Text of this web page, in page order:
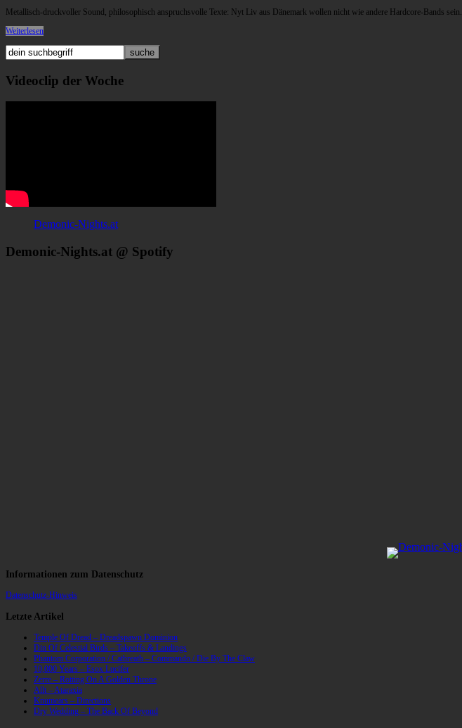
Metallisch-druckvoller Sound, philosophisch anspruchsvolle Texte: Nyt Liv aus Dänemark wollen nicht wie andere Hardcore-Bands sein.
Weiterlesen
Videoclip der Woche
Demonic-Nights.at
Demonic-Nights.at @ Spotify
Informationen zum Datenschutz
Datenschutz-Hinweis
Letzte Artikel
Temple Of Dread – Dreadspawn Dominion
Din Of Celestial Birds – Takeoffs & Landings
Phantom Corporation / Catbreath – Commando / Die By The Claw
10,000 Years – Esox Lucifer
Zerre – Rotting On A Golden Throne
Allt – Ataraxia
Knumears – Directions
Dry Wedding – The Back Of Beyond